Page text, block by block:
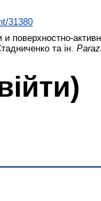
31380
и поверхностно-
та ін.